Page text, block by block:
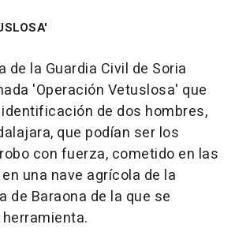
de la Guardia Civil de Soria
'Operación Vetuslosa' que
de dos hombres,
que podían ser los
con fuerza, cometido en las
una nave agrícola de la
de Baraona de la que se